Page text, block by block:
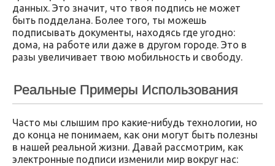
данных. Это значит, что твоя подпись не может
быть подделана. Более того, ты можешь
подписывать документы, находясь где угодно:
дома, на работе или даже в другом городе. Это в
разы увеличивает твою мобильность и свободу.
Реальные Примеры Использования
Часто мы слышим про какие-нибудь технологии, но
до конца не понимаем, как они могут быть полезны
в нашей реальной жизни. Давай рассмотрим, как
электронные подписи изменили мир вокруг нас: